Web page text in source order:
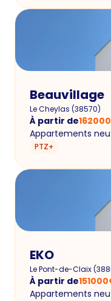
Beauvillage
Le Cheylas (38570)
À partir de162000
Appartements
PTZ+
EKO
Le Pont-de-Claix(
À partir de151000
Appartements